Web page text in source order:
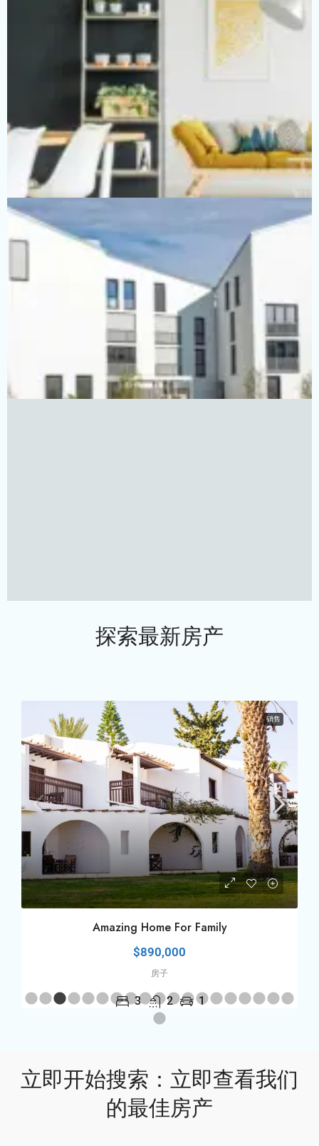
探索最新房产
销售
Amazing Villa Bay Front
$990,000
公寓
4 3 1
立即开始搜索：立即查看我们
的最佳房产